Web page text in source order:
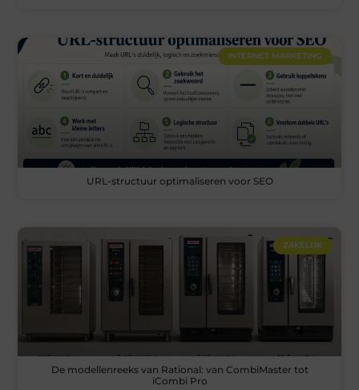
INTERNET MARKETING
URL-structuur optimaliseren voor SEO
ZAKELIJK
De modellenreeks van Rational: van CombiMaster tot
iCombi Pro